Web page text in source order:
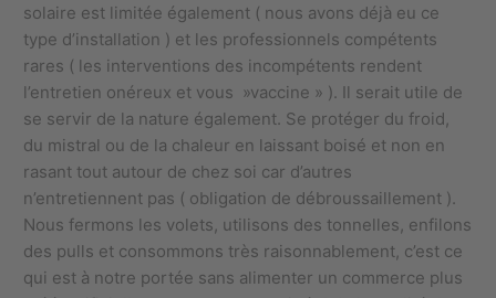
solaire est limitée également ( nous avons déjà eu ce
type d’installation ) et les professionnels compétents
rares ( les interventions des incompétents rendent
l’entretien onéreux et vous »vaccine » ). Il serait utile de
se servir de la nature également. Se protéger du froid,
du mistral ou de la chaleur en laissant boisé et non en
rasant tout autour de chez soi car d’autres
n’entretiennent pas ( obligation de débroussaillement ).
Nous fermons les volets, utilisons des tonnelles, enfilons
des pulls et consommons très raisonnablement, c’est ce
qui est à notre portée sans alimenter un commerce plus